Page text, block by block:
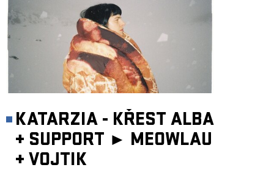
KATARZIA - KŘEST ALBA
+ SUPPORT ► MEOWLAU
+ VOJTIK